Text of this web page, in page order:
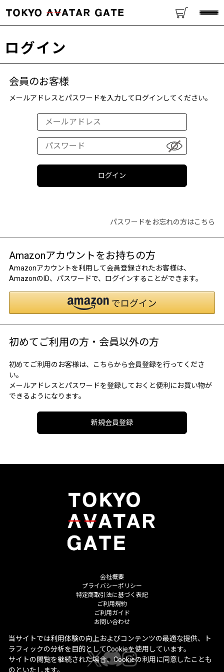
ログイン
会員のお客様
メールアドレスとパスワードを入力してログインしてください。
パスワードをお忘れの方はこちら
Amazonアカウントをお持ちの方
Amazonアカウントを利用して会員登録されたお客様は、
AmazonのID、パスワードで、ログインすることができます。
初めてご利用の方・会員以外の方
初めてご利用のお客様は、こちらから会員登録を行ってくださ
い。
メールアドレスとパスワードを登録しておくと便利にお買い物が
できるようになります。
会社概要
プライバシーポリシー
特定商取引法に基づく表記
ご利用規約
ご利用ガイド
お問い合わせ
当サイトでは利用体験の向上およびコンテンツの最適な提供、ト
ラフィックの分析を目的としてCookieを使用しています。
サイトの閲覧を継続された場合、Cookieの利用に同意したことも
のといたします。